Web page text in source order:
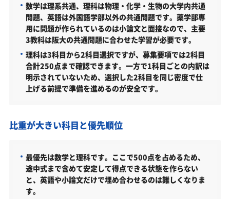
国家試験 合格率（最新年度）
大阪大学薬学部の所在地
「大阪大学薬学部に受かる気がしない」とやる気を
なくしている受験生へ
大学受験対策いつから始める？学年・時期別の勉強
不登校・高卒認定者・通信制高校の大阪大学薬学部
受験も対応可能
浪人生、社会人の方の大阪大学薬学部合格に向けた
数学は理系共通、理科は物理・化学・生物の大学内共通
問題、英語は外国語学部以外の共通問題です。薬学部専
用に問題が作られているのは小論文と面接なので、主要
3教科は阪大の共通問題に合わせた学習が必要です。
理科は3科目から2科目選択ですが、募集要項では2科目
合計250点まで確認できます。一方で1科目ごとの内訳は
明示されていないため、選択した2科目を同じ密度で仕
上げる前提で準備を進めるのが安全です。
比重が大きい科目と優先順位
最優先は数学と理科です。ここで500点を占めるため、
途中式まで含めて安定して得点できる状態を作らない
と、英語や小論文だけで埋め合わせるのは難しくなりま
す。